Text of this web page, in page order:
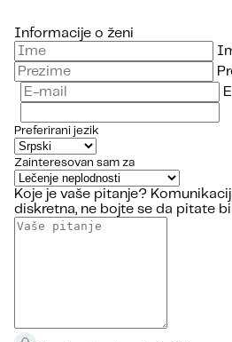
Informacije o ženi
Preferirani jezik
Zainteresovan sam za
Koje je vaše pitanje?
diskretna, ne bojte se da pitate